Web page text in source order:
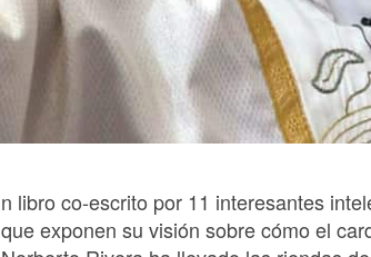
n libro co-escrito por 11 interesantes
que exponen su visión sobre cómo el